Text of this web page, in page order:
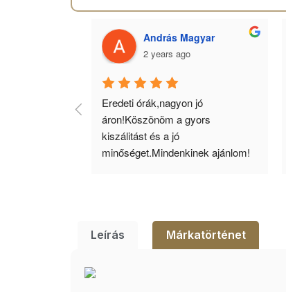
András Magyar
2 years ago
Eredeti órák,nagyon jó
áron!Köszönöm a gyors
kiszálitást és a jó
minőséget.Mindenkinek ajánlom!
Leírás Márkatörténet